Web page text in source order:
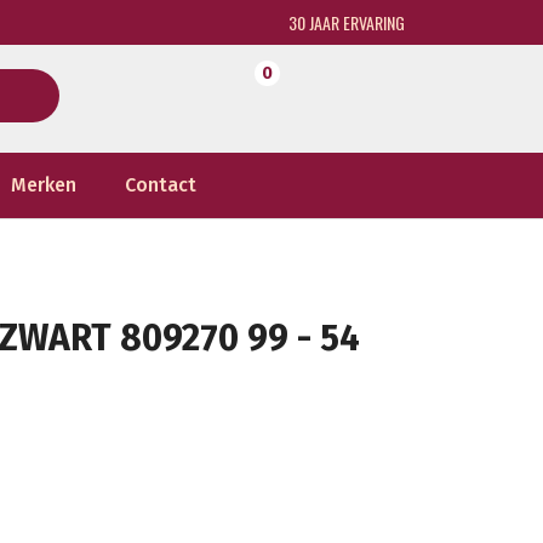
30 JAAR ERVARING
0
Merken Contact
809270 99 - 54